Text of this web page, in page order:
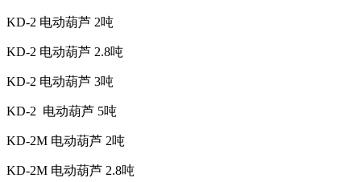
KD-2 电动葫芦 2吨
KD-2 电动葫芦 2.8吨
KD-2 电动葫芦 3吨
KD-2 电动葫芦 5吨
KD-2M 电动葫芦 2吨
KD-2M 电动葫芦 2.8吨